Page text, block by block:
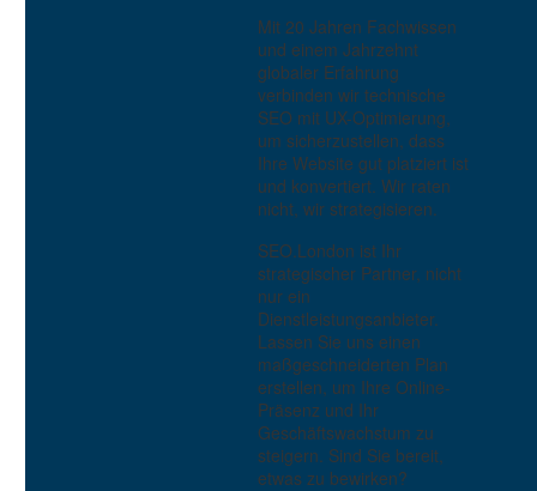
Barrierefreiheit und Suchmaschinenoptimierung
Mit 20 Jahren Fachwissen
und einem Jahrzehnt
globaler Erfahrung
verbinden wir technische
SEO mit UX-Optimierung,
um sicherzustellen, dass
Ihre Website gut platziert ist
und konvertiert. Wir raten
nicht, wir strategisieren.
SEO.London ist Ihr
strategischer Partner, nicht
nur ein
Dienstleistungsanbieter.
Lassen Sie uns einen
maßgeschneiderten Plan
erstellen, um Ihre Online-
Präsenz und Ihr
Geschäftswachstum zu
steigern. Sind Sie bereit,
etwas zu bewirken?